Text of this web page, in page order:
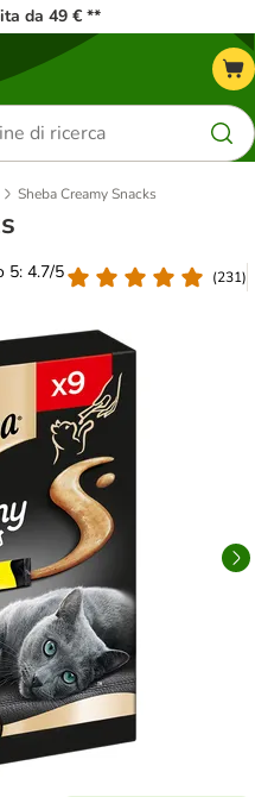
da 49 € **
Sheba Creamy Snacks
5: 4.7/5
(231)